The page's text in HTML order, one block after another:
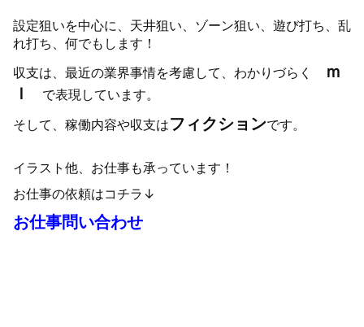
設定狙いを中心に、天井狙い、ゾーン狙い、遊び打ち、乱
れ打ち、何でもします！
収支は、最近の業界事情を考慮して、わかりづらく
ｍ
ｌ
で表現しています。
そして、稼働内容や収支はフィクションです。
イラスト他、お仕事も承っています！
お仕事の依頼はコチラ↓
お仕事問い合わせ